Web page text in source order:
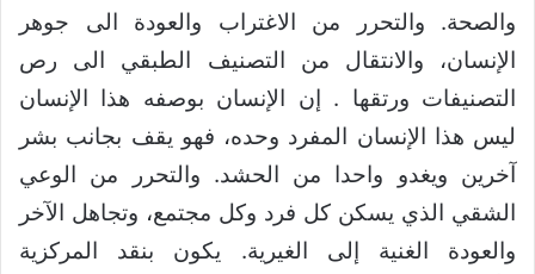
والصحة. والتحرر من الاغتراب والعودة الى جوهر
الإنسان، والانتقال من التصنيف الطبقي الى رص
التصنيفات ورتقها . إن الإنسان بوصفه هذا الإنسان
ليس هذا الإنسان المفرد وحده، فهو يقف بجانب بشر
آخرين ويغدو واحدا من الحشد. والتحرر من الوعي
الشقي الذي يسكن كل فرد وكل مجتمع، وتجاهل الآخر
والعودة الغنية إلى الغيرية. يكون بنقد المركزية